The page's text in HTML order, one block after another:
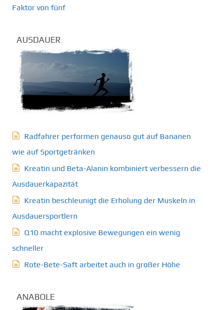
Faktor von fünf
AUSDAUER
Radfahrer performen genauso gut auf Bananen
wie auf Sportgetränken
Kreatin und Beta-Alanin kombiniert verbessern die
Ausdauerkapazität
Kreatin beschleunigt die Erholung der Muskeln in
Ausdauersportlern
Q10 macht explosive Bewegungen ein wenig
schneller
Rote-Bete-Saft arbeitet auch in großer Höhe
ANABOLE